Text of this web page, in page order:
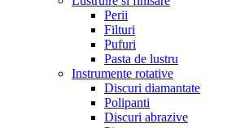
Perii
Filturi
Pufuri
Pasta de lustru
Instrumente rotative
Discuri diamantate
Polipanti
Discuri abrazive